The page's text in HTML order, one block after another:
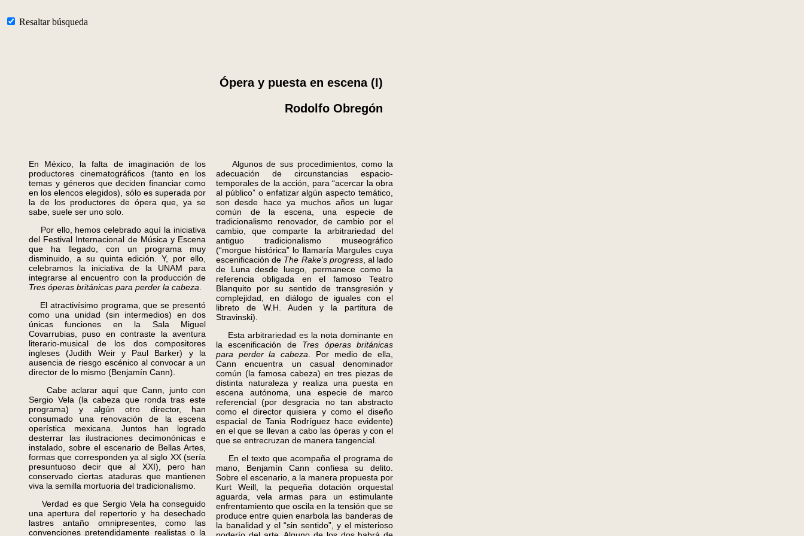
Resaltar búsqueda
Ópera y puesta en escena (I)
Rodolfo Obregón
En México, la falta de imaginación de los
productores cinematográficos (tanto en los
temas y géneros que deciden financiar como
en los elencos elegidos), sólo es superada por
la de los productores de ópera que, ya se
sabe, suele ser uno solo.
Por ello, hemos celebrado aquí la iniciativa
del Festival Internacional de Música y Escena
que ha llegado, con un programa muy
disminuido, a su quinta edición. Y, por ello,
celebramos la iniciativa de la UNAM para
integrarse al encuentro con la producción de
Tres óperas británicas para perder la cabeza
El atractivísimo programa, que se presentó
como una unidad (sin intermedios) en dos
únicas funciones en la Sala Miguel
Covarrubias, puso en contraste la aventura
literario-musical de los dos compositores
ingleses (Judith Weir y Paul Barker) y la
ausencia de riesgo escénico al convocar a un
director de lo mismo (Benjamín Cann).
Cabe aclarar aquí que Cann, junto con
Sergio Vela (la cabeza que ronda tras este
programa) y algún otro director, han
consumado una renovación de la escena
operística mexicana. Juntos han logrado
desterrar las ilustraciones decimonónicas e
instalado, sobre el escenario de Bellas Artes,
formas que corresponden ya al siglo XX (sería
presuntuoso decir que al XXI), pero han
conservado ciertas ataduras que mantienen
viva la semilla mortuoria del tradicionalismo.
Verdad es que Sergio Vela ha conseguido
una apertura del repertorio y ha desechado
lastres antaño omnipresentes, como las
convenciones pretendidamente realistas o la
Algunos de sus procedimientos, como la
adecuación de circunstancias espacio-
temporales de la acción, para “acercar la obra
al público” o enfatizar algún aspecto temático,
son desde hace ya muchos años un lugar
común de la escena, una especie de
tradicionalismo renovador, de cambio por el
cambio, que comparte la arbitrariedad del
antiguo tradicionalismo museográfico
(“morgue histórica” lo llamaría Margules cuya
escenificación de The Rake’s progress, al lado
de Luna desde luego, permanece como la
referencia obligada en el famoso Teatro
Blanquito por su sentido de transgresión y
complejidad, en diálogo de iguales con el
libreto de W.H. Auden y la partitura de
Stravinski).
Esta arbitrariedad es la nota dominante en
la escenificación de Tres óperas británicas
para perder la cabeza . Por medio de ella,
Cann encuentra un casual denominador
común (la famosa cabeza) en tres piezas de
distinta naturaleza y realiza una puesta en
escena autónoma, una especie de marco
referencial (por desgracia no tan abstracto
como el director quisiera y como el diseño
espacial de Tania Rodríguez hace evidente)
en el que se llevan a cabo las óperas y con el
que se entrecruzan de manera tangencial.
En el texto que acompaña el programa de
mano, Benjamín Cann confiesa su delito.
Sobre el escenario, a la manera propuesta por
Kurt Weill, la pequeña dotación orquestal
aguarda, vela armas para un estimulante
enfrentamiento que oscila en la tensión que se
produce entre quien enarbola las banderas de
la banalidad y el “sin sentido”, y el misterioso